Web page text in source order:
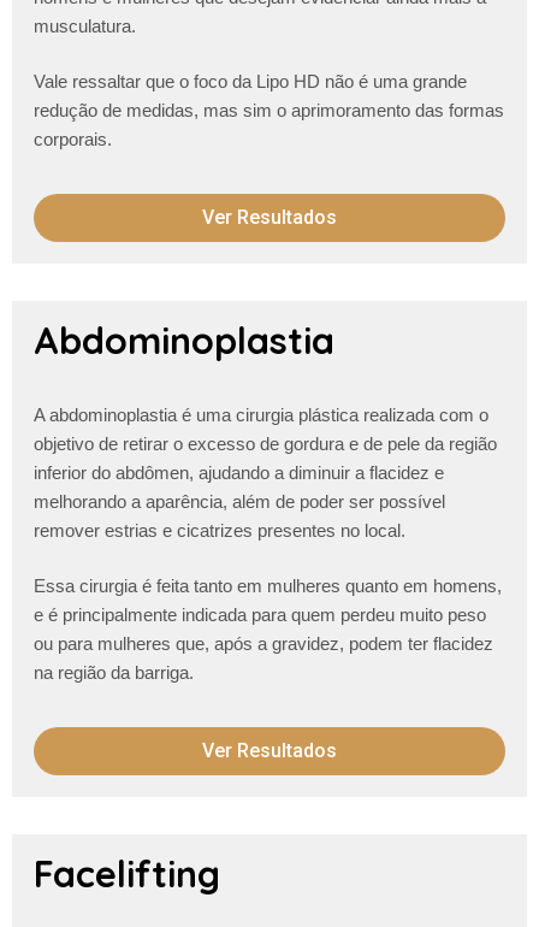
musculatura.
Vale ressaltar que o foco da Lipo HD não é uma grande
redução de medidas, mas sim o aprimoramento das formas
corporais.
Ver Resultados
Abdominoplastia
A abdominoplastia é uma cirurgia plástica realizada com o
objetivo de retirar o excesso de gordura e de pele da região
inferior do abdômen, ajudando a diminuir a flacidez e
melhorando a aparência, além de poder ser possível
remover estrias e cicatrizes presentes no local.
Essa cirurgia é feita tanto em mulheres quanto em homens,
e é principalmente indicada para quem perdeu muito peso
ou para mulheres que, após a gravidez, podem ter flacidez
na região da barriga.
Ver Resultados
Facelifting